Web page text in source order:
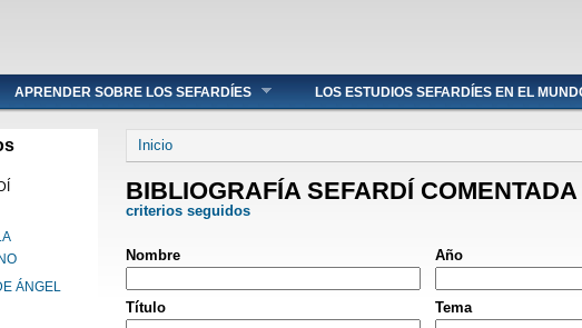
APRENDER SOBRE LOS SEFARDÍES LOS ESTUDIOS SEFARDÍES EN EL
ÁNGEL
Se encuentra usted aquí
Inicio
BIBLIOGRAFÍA SEFARDÍ COMENTADA
criterios seguidos
Nombre Año
Título Tema